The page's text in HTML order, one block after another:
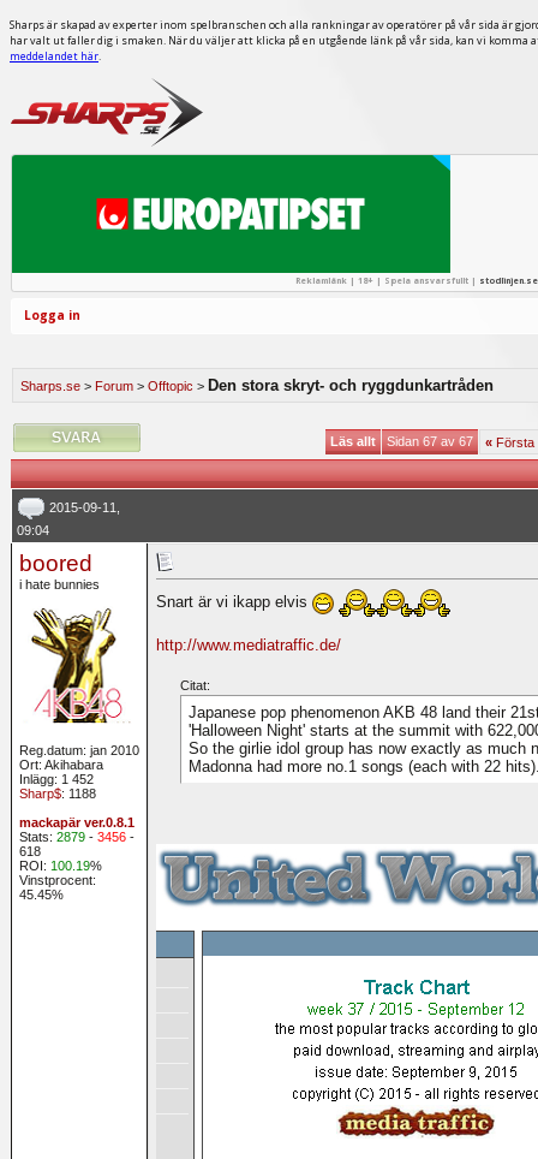
Sharps är skapad av experter inom spelbranschen och alla rankningar av operatörer på vår sida är
har valt ut faller dig i smaken. När du väljer att klicka på en utgående länk på vår sida, kan vi
meddelandet här.
Reklamlänk | 18+ | Spela ansvarsfullt | stodlinjen.se
Logga in
Sharps.se > Forum > Offtopic > Den stora skryt- och ryggdunkartråden
Läs allt Sidan 67 av 67 «Första
2015-09-11,
09:04
boored
i hate bunnies
Reg.datum: jan 2010
Ort: Akihabara
Inlägg: 1 452
Sharp$: 1188
mackapär ver.0.8.1
Stats: 2879- 3456-
618
ROI: 100.19%
Vinstprocent:
45.45%
Snart är vi ikapp elvis
http://www.mediatraffic.de/
Citat:
Japanese pop phenomenon AKB 48 land their
'Halloween Night' starts at the summit with
So the girlie idol group has now exactly as much
Madonna had more no.1 songs (each with 22